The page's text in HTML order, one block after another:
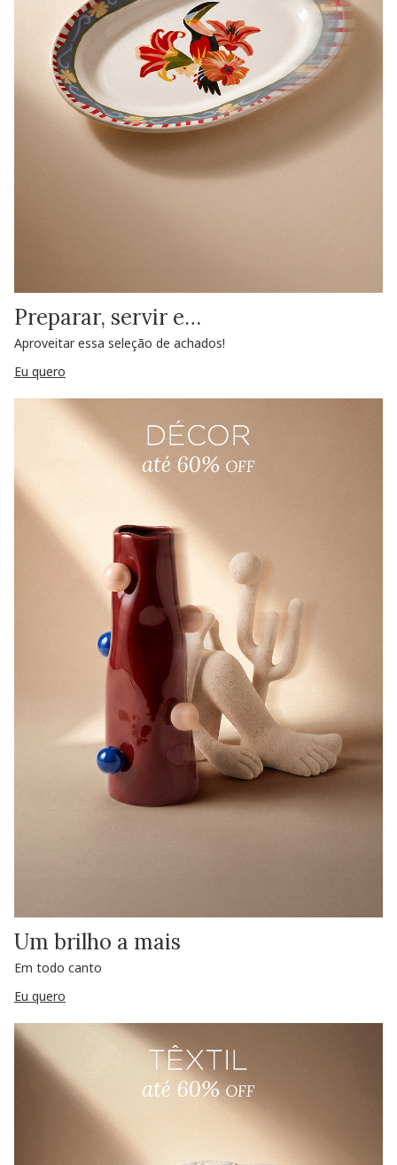
Preparar, servir e…
Aproveitar essa seleção de achados!
Eu quero
Um brilho a mais
Em todo canto
Eu quero